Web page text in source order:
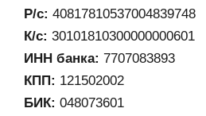
Р/с: 40817810537004839748
К/с: 30101810300000000601
ИНН банка: 7707083893
КПП: 121502002
БИК: 048073601